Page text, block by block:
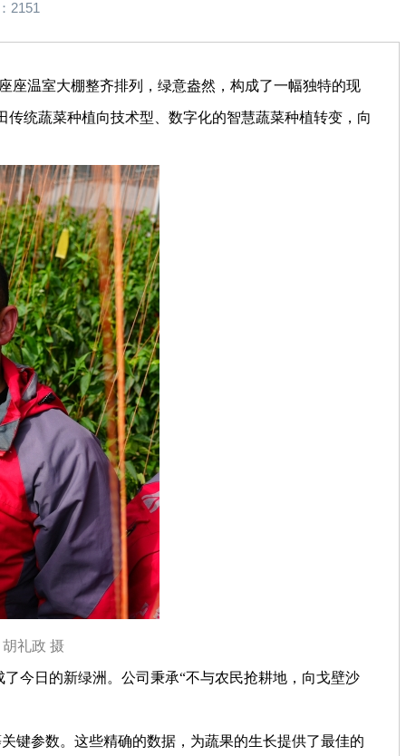
2151
温室大棚整齐排列，绿意盎然，构成了一幅独特的现
统蔬菜种植向技术型、数字化的智慧蔬菜种植转变，向
礼政 摄
今日的新绿洲。公司秉承“不与农民抢耕地，向戈壁沙
键参数。这些精确的数据，为蔬果的生长提供了最佳的